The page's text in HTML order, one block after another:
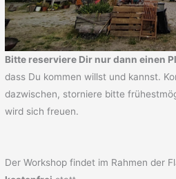
Bitte reserviere Dir nur dann einen
dass Du kommen willst und kannst.
dazwischen, storniere bitte
wird sich freuen.
Der Workshop findet im Rahmen der